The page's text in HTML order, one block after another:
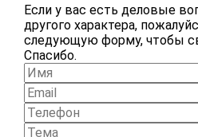
Если у вас есть деловые
другого характера,
следующую форму, чтобы
Спасибо.